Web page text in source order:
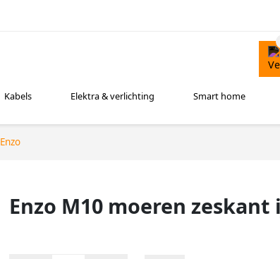
Kabels Elektra & verlichting Smart home
Enzo
Enzo M10 moeren zeskant